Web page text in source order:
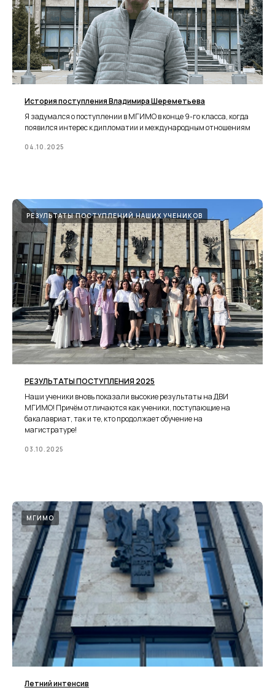
История поступления Владимира Шереметьева
Я задумался о поступлении в МГИМО в конце 9-го класса, когда
появился интерес к дипломатии и международным отношениям
04.10.2025
РЕЗУЛЬТАТЫ ПОСТУПЛЕНИЙ НАШИХ УЧЕНИКОВ
РЕЗУЛЬТАТЫ ПОСТУПЛЕНИЯ 2025
Наши ученики вновь показали высокие результаты на ДВИ
МГИМО! Причём отличаются как ученики, поступающие на
бакалавриат, так и те, кто продолжает обучение на
магистратуре!
03.10.2025
МГИМО
Летний интенсив